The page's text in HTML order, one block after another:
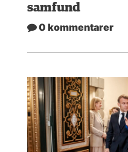
samfund
0 kommentarer